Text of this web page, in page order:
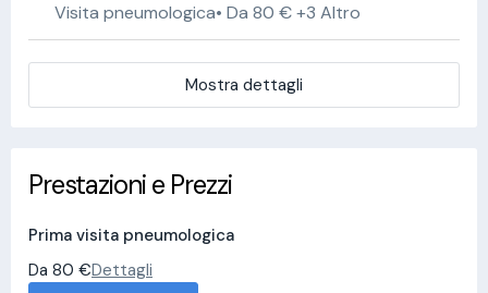
Visita pneumologica• Da 80 € +3 Altro
Mostra dettagli
Prestazioni e Prezzi
Prima visita pneumologica
Da 80 €Dettagli